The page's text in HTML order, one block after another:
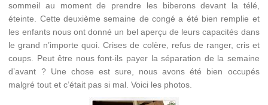
sommeil au moment de prendre les biberons devant la télé,
éteinte. Cette deuxième semaine de congé a été bien remplie et
les enfants nous ont donné un bel aperçu de leurs capacités dans
le grand n’importe quoi. Crises de colère, refus de ranger, cris et
coups. Peut être nous font-ils payer la séparation de la semaine
d’avant ? Une chose est sure, nous avons été bien occupés
malgré tout et c’était pas si mal. Voici les photos.